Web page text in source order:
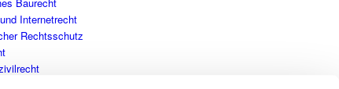
Internetrecht
Rechtsschutz